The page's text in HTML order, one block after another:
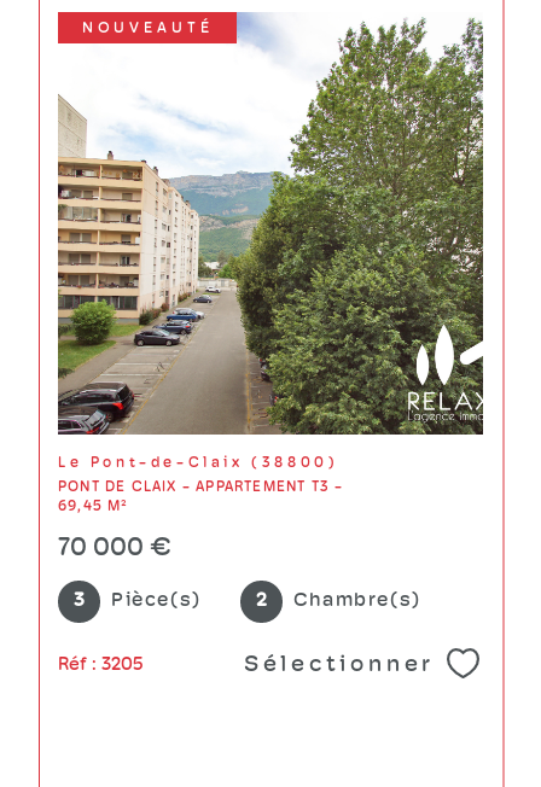
NOUVEAUTÉ
Le Pont-de-Claix (38800)
PONT DE CLAIX - APPARTEMENT T3 -
69,45 M²
70 000 €
3 Pièce(s) 2 Chambre(s)
Réf : 3205 Sélectionner